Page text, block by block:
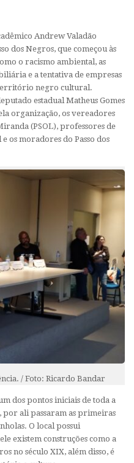
Andrew Valadão
dos Negros, que começou às
o racismo ambiental, as
e a tentativa de empresas
negro cultural.
estadual Matheus Gomes
organização, os vereadores
(PSOL), professores de
os moradores do Passo dos
/ Foto: Ricardo Bandar
dos pontos iniciais de toda a
por ali passaram as primeiras
O local possui
existem construções como a
no século XIX, além disso, é